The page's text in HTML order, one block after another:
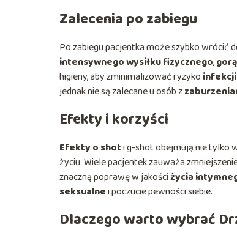
Zalecenia po zabiegu
Po zabiegu pacjentka może szybko wrócić
intensywnego wysiłku fizycznego,
higieny, aby zminimalizować ryzyko
jednak nie są zalecane u osób z
Efekty i korzyści
Efekty o shoti g-shot obejmują nie tylko
życiu. Wiele pacjentek zauważa
znaczną poprawę w jakościżycia
seksualnei poczucie pewności siebie.
Dlaczego warto wybrać